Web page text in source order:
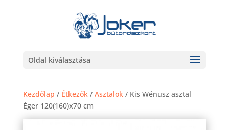
Oldal kiválasztása
Kezdőlap / Étkezők/ Asztalok/ Kis Wénusz asztal
Éger 120(160)x70 cm